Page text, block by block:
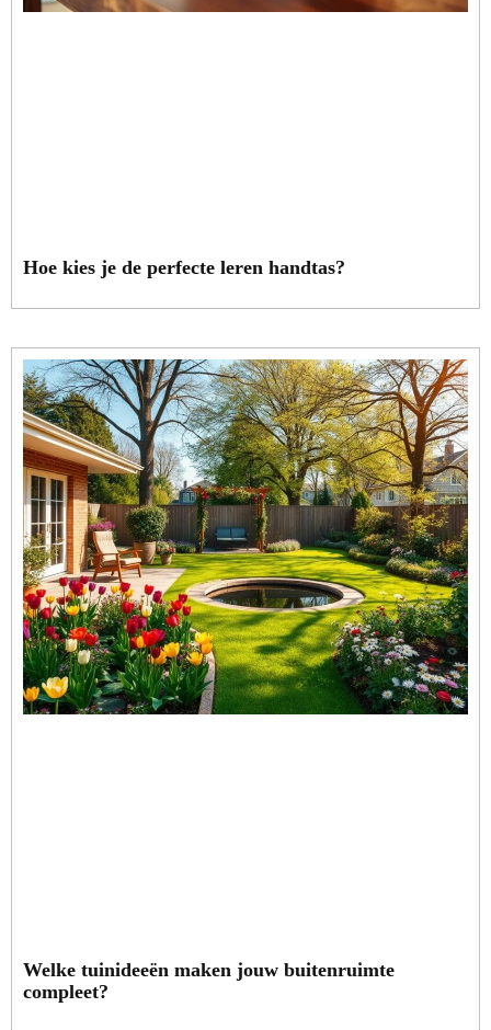
Hoe kies je de perfecte leren handtas?
Welke tuinideeën maken jouw buitenruimte
compleet?